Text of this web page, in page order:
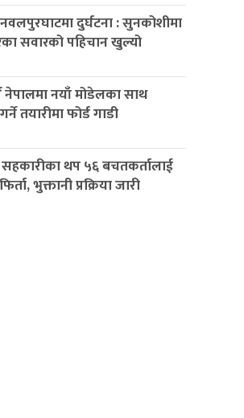
दुर्घटना : सुनकोशीमा
सवारको पहिचान खुल्यो
नेपालमा नयाँ मोडेलका साथ
तयारीमा फोर्ड गाडी
थप ५६ बचतकर्तालाई
भुक्तानी प्रक्रिया जारी